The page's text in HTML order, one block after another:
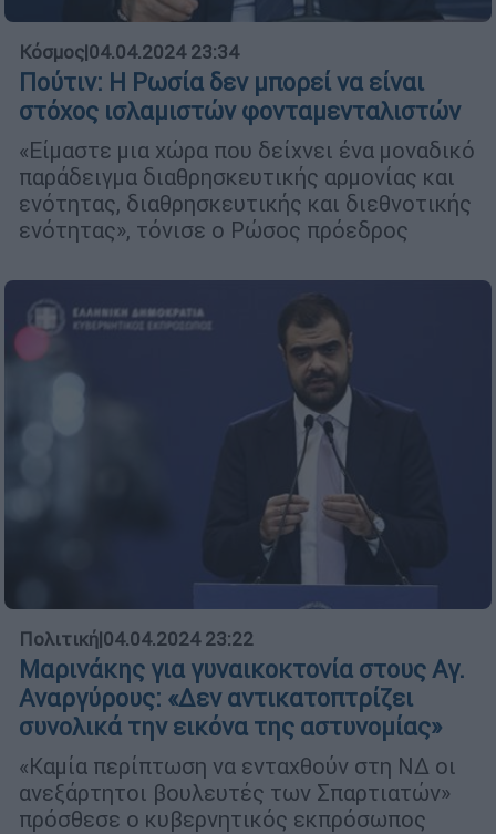
Κόσμος|04.04.2024 23:34
Πούτιν: Η Ρωσία δεν μπορεί να είναι
στόχος ισλαμιστών φονταμενταλιστών
«Είμαστε μια χώρα που δείχνει ένα μοναδικό
παράδειγμα διαθρησκευτικής αρμονίας και
ενότητας, διαθρησκευτικής και διεθνοτικής
ενότητας», τόνισε ο Ρώσος πρόεδρος
Πολιτική|04.04.2024 23:22
Μαρινάκης για γυναικοκτονία στους Αγ.
Αναργύρους: «Δεν αντικατοπτρίζει
συνολικά την εικόνα της αστυνομίας»
«Καμία περίπτωση να ενταχθούν στη ΝΔ οι
ανεξάρτητοι βουλευτές των Σπαρτιατών»
πρόσθεσε ο κυβερνητικός εκπρόσωπος